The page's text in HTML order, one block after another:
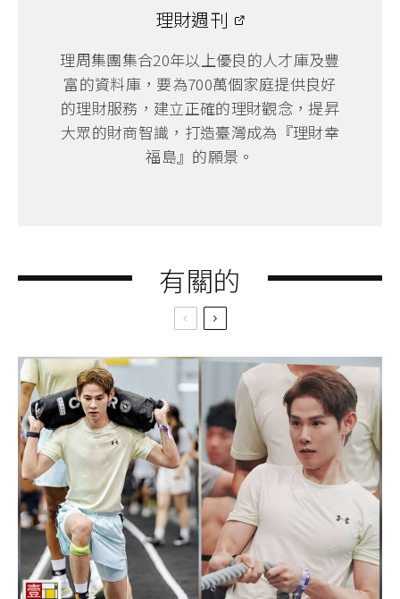
理財週刊
理周集團集合20年以上優良的人才庫及豐
富的資料庫，要為700萬個家庭提供良好
的理財服務，建立正確的理財觀念，提昇
大眾的財商智識，打造臺灣成為『理財幸
福島』的願景。
有關的